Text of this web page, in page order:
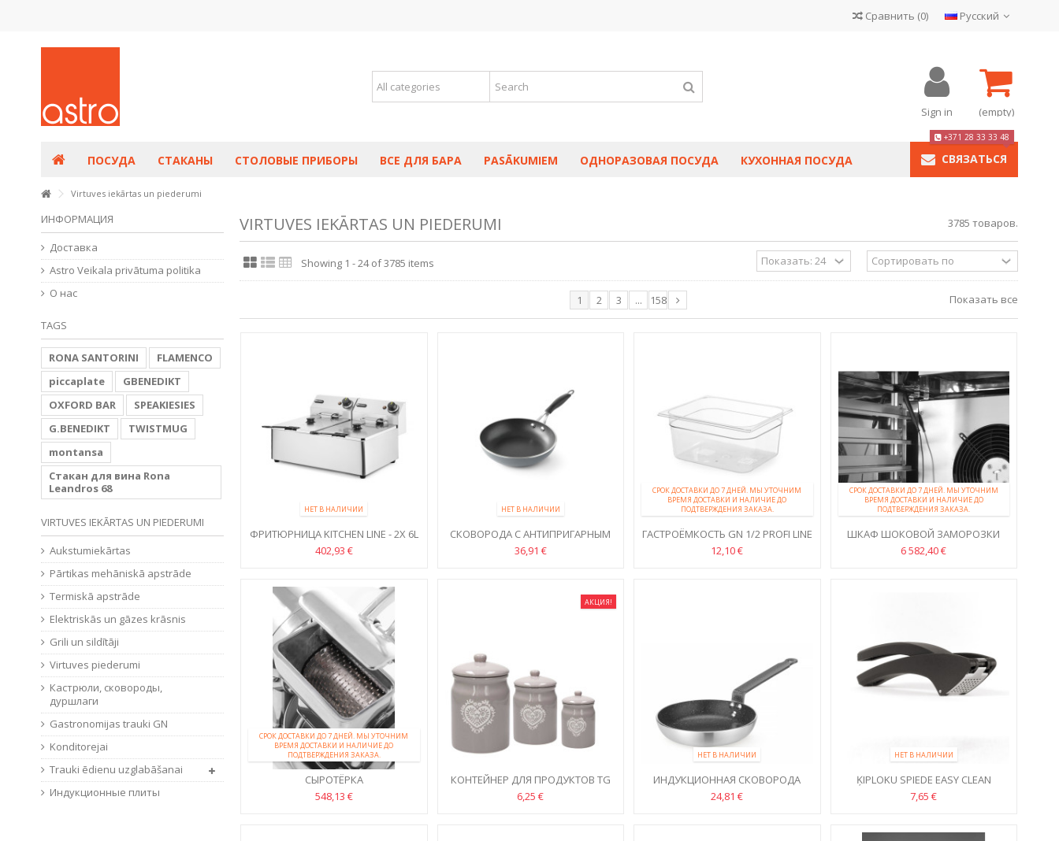
Русский
Сравнить (0)
(empty)
Sign in
ПОСУДА СТАКАНЫ СТОЛОВЫЕ ПРИБОРЫ ВСЕ ДЛЯ БАРА PASĀKUMIEM ОДНОРАЗОВАЯ ПОСУДА КУХОННАЯ ПОСУДА СВЯЗАТЬСЯ
+371 28 33 33 48
Virtuves iekārtas un piederumi
VIRTUVES IEKĀRTAS UN PIEDERUMI 3785 товаров.
Showing 1 - 24 of 3785 items
Показать все
1 2 3 ... 158
НЕТ В НАЛИЧИИ
ФРИТЮРНИЦА KITCHEN LINE - 2X 6L
402,93 €
НЕТ В НАЛИЧИИ
СКОВОРОДА С АНТИПРИГАРНЫМ
ПОКРЫТИЕМ
36,91 €
СРОК ДОСТАВКИ ДО 7 ДНЕЙ. МЫ УТОЧНИМ
ВРЕМЯ ДОСТАВКИ И НАЛИЧИЕ ДО
ПОДТВЕРЖДЕНИЯ ЗАКАЗА.
ГАСТРОЁМКОСТЬ GN 1/2 PROFI LINE
ИЗ ПОЛИКАРБОНАТА
12,10 €
СРОК ДОСТАВКИ ДО 7 ДНЕЙ. МЫ УТОЧНИМ
ВРЕМЯ ДОСТАВКИ И НАЛИЧИЕ ДО
ПОДТВЕРЖДЕНИЯ ЗАКАЗА.
ШКАФ ШОКОВОЙ ЗАМОРОЗКИ
10X GN 1/1
6 582,40 €
СРОК ДОСТАВКИ ДО 7 ДНЕЙ. МЫ УТОЧНИМ
ВРЕМЯ ДОСТАВКИ И НАЛИЧИЕ ДО
ПОДТВЕРЖДЕНИЯ ЗАКАЗА.
СЫРОТЁРКА
548,13 €
АКЦИЯ!
КОНТЕЙНЕР ДЛЯ ПРОДУКТОВ TG
10,5*17 СМ. МОНТАНА
6,25 €
НЕТ В НАЛИЧИИ
ИНДУКЦИОННАЯ СКОВОРОДА
24,81 €
НЕТ В НАЛИЧИИ
ĶIPLOKU SPIEDE EASY CLEAN
PROFESSIONAL
7,65 €
ИНФОРМАЦИЯ
Доставка
Astro Veikala privātuma politika
О нас
TAGS
RONA SANTORINI
FLAMENCO
piccaplate
GBENEDIKT
OXFORD BAR
SPEAKIESIES
G.BENEDIKT
TWISTMUG
montansa
Стакан для вина Rona
Leandros 68
VIRTUVES IEKĀRTAS UN PIEDERUMI
Aukstumiekārtas
Pārtikas mehāniskā apstrāde
Termiskā apstrāde
Elektriskās un gāzes krāsnis
Grili un sildītāji
Virtuves piederumi
Кастрюли, сковороды,
дуршлаги
Gastronomijas trauki GN
Konditorejai
Trauki ēdienu uzglabāšanai
Индукционные плиты